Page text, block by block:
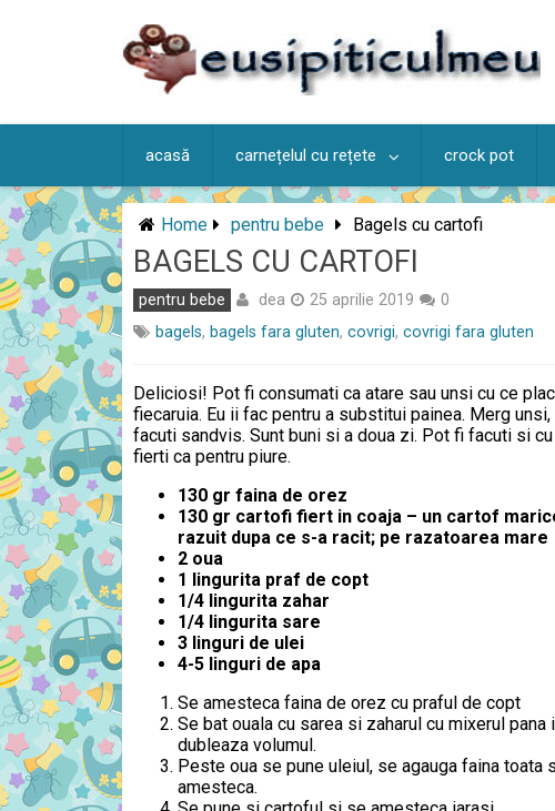
acasă carnețelul cu rețete crock pot
Home pentru bebe Bagels cu cartofi
BAGELS CU CARTOFI
pentru bebe dea 25 aprilie 2019
0
bagels, bagels fara gluten, covrigi, covrigi fara gluten
Deliciosi! Pot fi consumati ca atare sau unsi cu ce
fiecaruia. Eu ii fac pentru a substitui painea. Merg unsi,
facuti sandvis. Sunt buni si a doua zi. Pot fi facuti si
fierti ca pentru piure.
130 gr faina de orez
130 gr cartofi fiert in coaja – un cartof
razuit dupa ce s-a racit; pe razatoarea mare
2 oua
1 lingurita praf de copt
1/4 lingurita zahar
1/4 lingurita sare
3 linguri de ulei
4-5 linguri de apa
Se amesteca faina de orez cu praful de copt
Se bat ouala cu sarea si zaharul cu mixerul pana
dubleaza volumul.
Peste oua se pune uleiul, se agauga faina toata
amesteca.